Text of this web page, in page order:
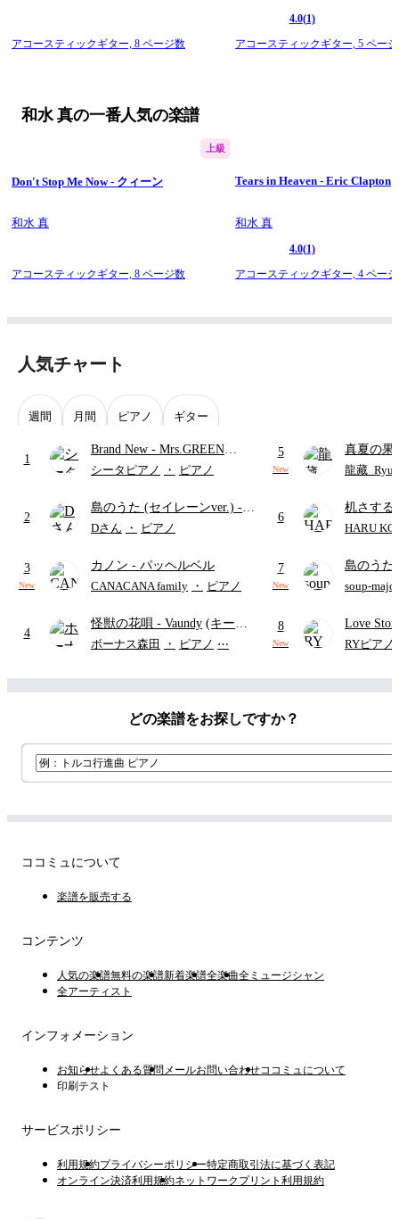
アコースティックギター, 8 ページ数
4.0(1)
アコースティックギター,5 ペー
和水 真の一番人気の楽譜
上級
Don't Stop Me Now - クィーン
和水 真
アコースティックギター, 8 ページ数
Tears in Heaven - Eric Clapton
和水 真
4.0(1)
アコースティックギター,4 ペー
人気チャート
週間 月間 ピアノ ギター
1
Brand New - Mrs.GREEN
APPLE
シータピアノ ・ ピアノ
2
島のうた (セイレーンver.) -
セイレーン(CV.鈴木みのり)
ード・ペダル付き/『映画ちい
かわ 人魚の島のひみつ』よ
Dさん ・ ピアノ
3
New
カノン - パッヘルベル
CANACANA family ・ ピアノ
4
怪獣の花唄 - Vaundy (キーボ
ードパート)
ボーナス森田 ・ ピアノ ⋯
5
New
真夏の
ターズ
龍藏
6
机さする
HARU
7
New
島のうた
映画ちい
soup-majo
8
New
Love
RYピアノ
どの楽譜をお探しですか？
ココミュについて
楽譜を販売する
コンテンツ
人気の楽譜無料の楽譜新着楽譜全楽曲全ミュージシャン
全アーティスト
インフォメーション
お知らせよくある質問 メールお問い合わせココミュについて
印刷テスト
サービスポリシー
利用規約プライバシーポリシー特定商取引法に基づく表記
オンライン決済利用規約ネットワークプリント利用規約